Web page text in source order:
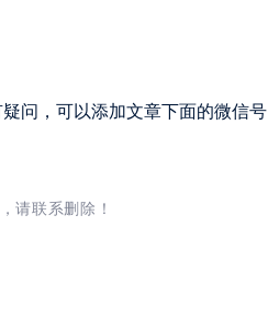
问，可以添加文章下面的微信号
请联系删除！